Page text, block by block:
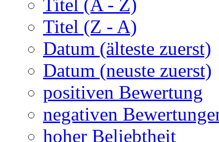
Titel (A - Z)
Titel (Z - A)
Datum (älteste zuerst)
Datum (neuste zuerst)
positiven Bewertung
negativen
hoher Beliebtheit